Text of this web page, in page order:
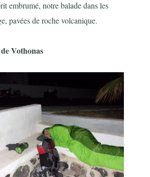
embrumé, notre balade dans les
pavées de roche volcanique.
Vothonas